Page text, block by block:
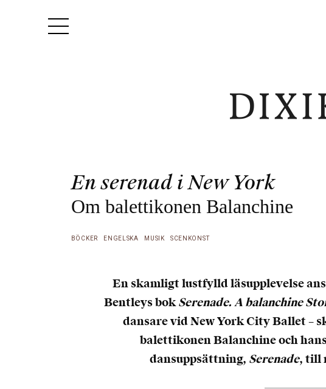
En serenad i New York
Om balettikonen Balanchine
BÖCKER ENGELSKA MUSIK SCENKONST
En skamligt lustfylld läsupplevelse
Bentleys bokSerenade. A balanchine
dansare vid New York City Ballet –
balettikonen Balanchine och
dansuppsättning, Serenade, till